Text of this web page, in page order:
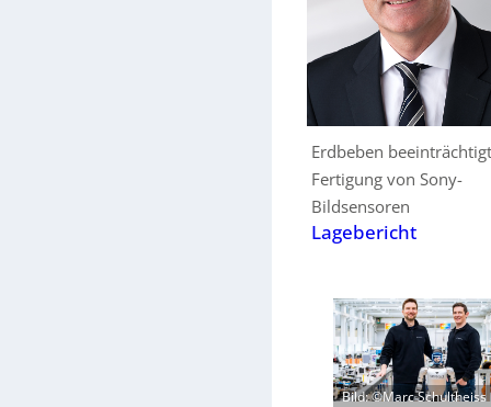
Erdbeben beeinträchtigt
Fertigung von Sony-
Bildsensoren
Lagebericht
Bild: ©Marc Schultheiss